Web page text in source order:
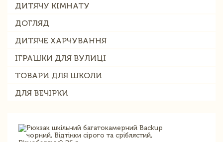
ДИТЯЧУ КІМНАТУ
ДОГЛЯД
ДИТЯЧЕ ХАРЧУВАННЯ
ІГРАШКИ ДЛЯ ВУЛИЦІ
ТОВАРИ ДЛЯ ШКОЛИ
ДЛЯ ВЕЧІРКИ